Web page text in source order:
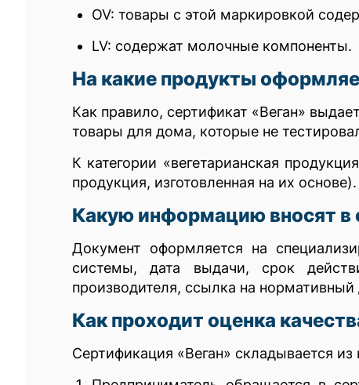
OV: товары с этой маркировкой
LV: содержат молочные компоненты.
На какие продукты
Как правило, сертификат «Веган»
товары для дома, которые не
К категории «вегетарианская
продукция, изготовленная на их основе).
Какую информацию вносят в
Документ оформляется на
системы, дата выдачи, срок
производителя, ссылка на
Как проходит оценка
Сертификация «Веган» складывается